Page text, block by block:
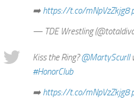
➡️ https://t.co/mNpVzZkjg8
— TDE Wrestling
Kiss the Ring?@MartyScurll
#HonorClub
➡️ https://t.co/mNpVzZkjg8